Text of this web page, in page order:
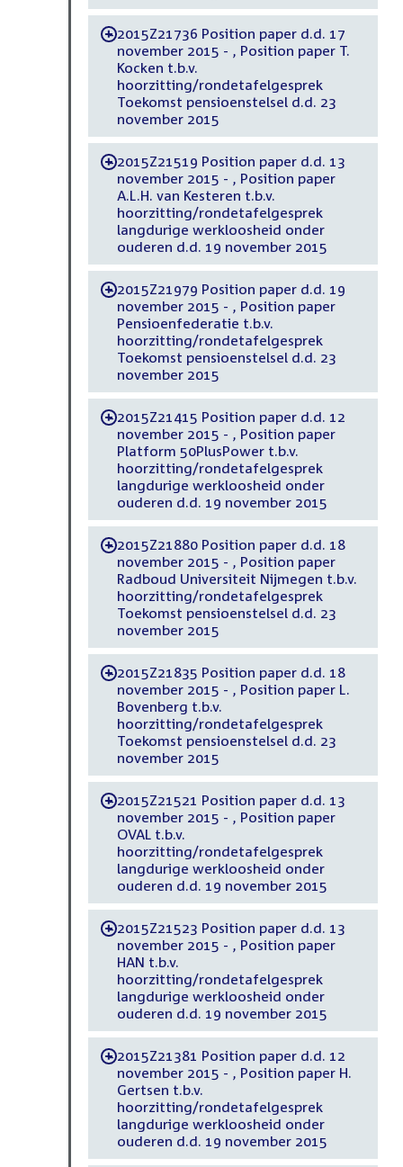
-2015Z21736 Position paper d.d. 17
november 2015 - , Position paper T.
Kocken t.b.v.
hoorzitting/rondetafelgesprek
Toekomst pensioenstelsel d.d. 23
november 2015
-2015Z21519 Position paper d.d. 13
november 2015 - , Position paper
A.L.H. van Kesteren t.b.v.
hoorzitting/rondetafelgesprek
langdurige werkloosheid onder
ouderen d.d. 19 november 2015
-2015Z21979 Position paper d.d. 19
november 2015 - , Position paper
Pensioenfederatie t.b.v.
hoorzitting/rondetafelgesprek
Toekomst pensioenstelsel d.d. 23
november 2015
-2015Z21415 Position paper d.d. 12
november 2015 - , Position paper
Platform 50PlusPower t.b.v.
hoorzitting/rondetafelgesprek
langdurige werkloosheid onder
ouderen d.d. 19 november 2015
-2015Z21880 Position paper d.d. 18
november 2015 - , Position paper
Radboud Universiteit Nijmegen t.b.v.
hoorzitting/rondetafelgesprek
Toekomst pensioenstelsel d.d. 23
november 2015
-2015Z21835 Position paper d.d. 18
november 2015 - , Position paper L.
Bovenberg t.b.v.
hoorzitting/rondetafelgesprek
Toekomst pensioenstelsel d.d. 23
november 2015
-2015Z21521 Position paper d.d. 13
november 2015 - , Position paper
OVAL t.b.v.
hoorzitting/rondetafelgesprek
langdurige werkloosheid onder
ouderen d.d. 19 november 2015
-2015Z21523 Position paper d.d. 13
november 2015 - , Position paper
HAN t.b.v.
hoorzitting/rondetafelgesprek
langdurige werkloosheid onder
ouderen d.d. 19 november 2015
-2015Z21381 Position paper d.d. 12
november 2015 - , Position paper H.
Gertsen t.b.v.
hoorzitting/rondetafelgesprek
langdurige werkloosheid onder
ouderen d.d. 19 november 2015